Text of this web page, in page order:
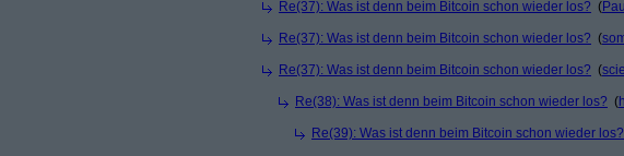
Re(37): Was ist denn beim Bitcoin schon wieder los? (
Re(37): Was ist denn beim Bitcoin schon wieder los? (
Re(37): Was ist denn beim Bitcoin schon wieder los? (
Re(38): Was ist denn beim Bitcoin schon wieder los? (
Re(39): Was ist denn beim Bitcoin schon wieder los?